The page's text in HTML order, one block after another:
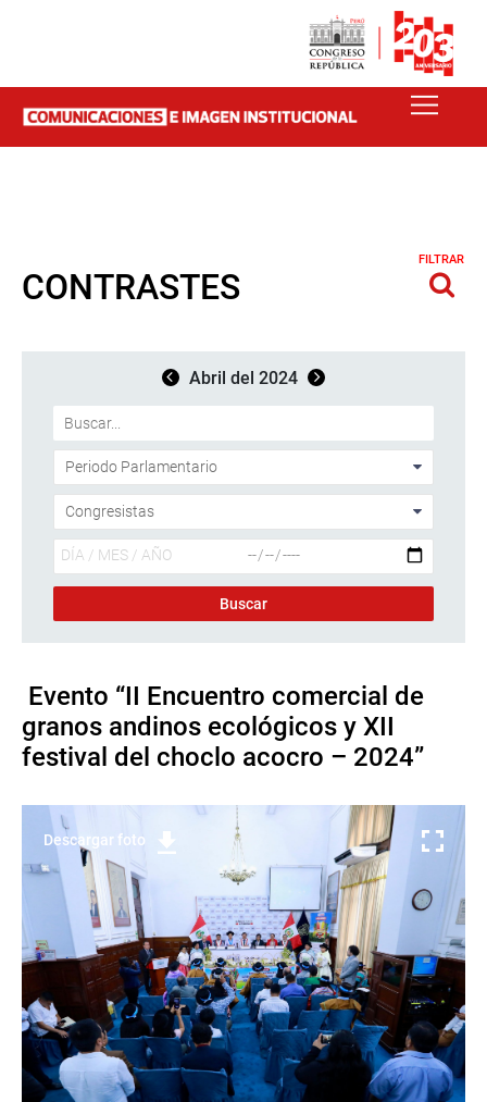
CONTRASTES
FILTRAR
Abril del 2024
Evento “II Encuentro comercial de
granos andinos ecológicos y XII
festival del choclo acocro – 2024”
Descargar foto